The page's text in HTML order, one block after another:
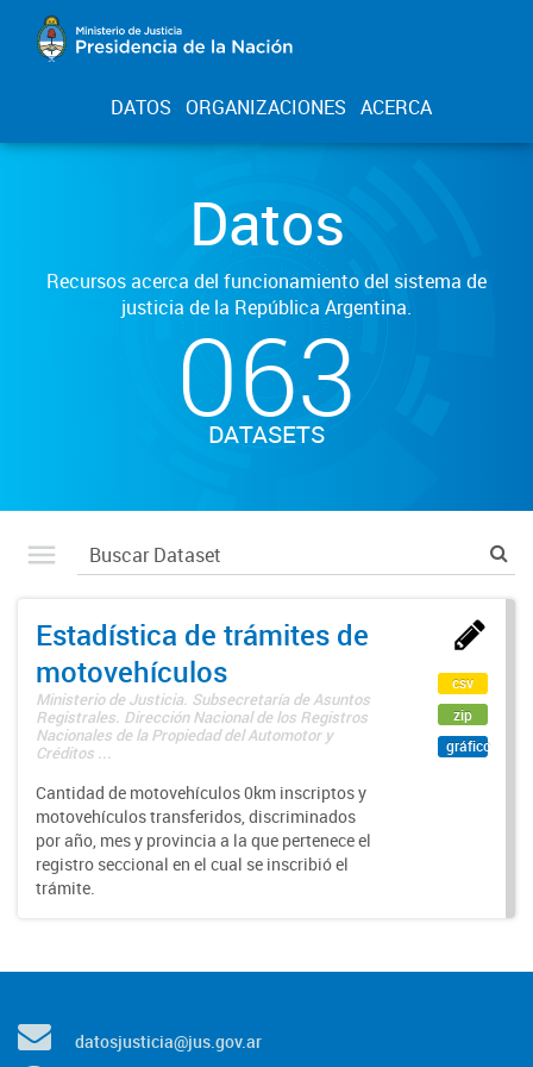
DATOS ORGANIZACIONES ACERCA
Datos
Recursos acerca del funcionamiento del sistema de
justicia de la República Argentina.
063
DATASETS
Estadística de trámites de
motovehículos
Ministerio de Justicia. Subsecretaría de Asuntos
Registrales. Dirección Nacional de los Registros
Nacionales de la Propiedad del Automotor y
Créditos ...
Cantidad de motovehículos 0km inscriptos y
motovehículos transferidos, discriminados
por año, mes y provincia a la que pertenece el
registro seccional en el cual se inscribió el
trámite.
csv
zip
gráfico
datosjusticia@jus.gov.ar